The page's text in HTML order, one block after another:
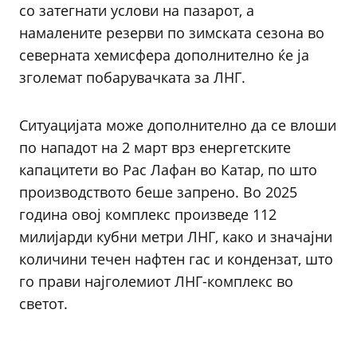
со затегнати услови на пазарот, а
намалените резерви по зимската сезона во
северната хемисфера дополнително ќе ја
зголемат побарувачката за ЛНГ.
Ситуацијата може дополнително да се влоши
по нападот на 2 март врз енергетските
капацитети во Рас Лафан во Катар, по што
производството беше запрено. Во 2025
година овој комплекс произведе 112
милијарди кубни метри ЛНГ, како и значајни
количини течен нафтен гас и кондензат, што
го прави најголемиот ЛНГ-комплекс во
светот.